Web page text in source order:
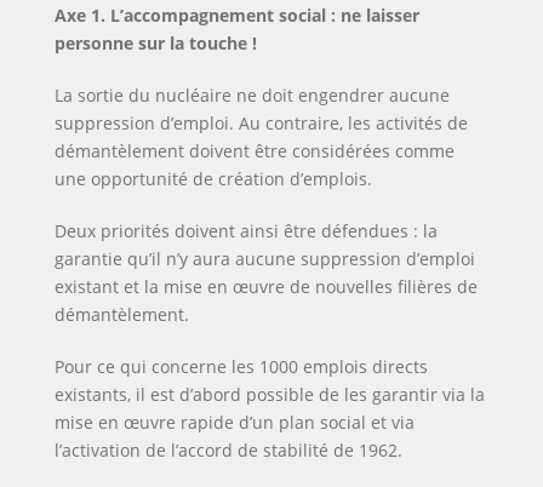
Axe 1. L’accompagnement social : ne laisser
personne sur la touche !
La sortie du nucléaire ne doit engendrer aucune
suppression d’emploi. Au contraire, les activités de
démantèlement doivent être considérées comme
une opportunité de création d’emplois.
Deux priorités doivent ainsi être défendues : la
garantie qu’il n’y aura aucune suppression d’emploi
existant et la mise en œuvre de nouvelles filières de
démantèlement.
Pour ce qui concerne les 1000 emplois directs
existants, il est d’abord possible de les garantir via la
mise en œuvre rapide d’un plan social et via
l’activation de l’accord de stabilité de 1962.